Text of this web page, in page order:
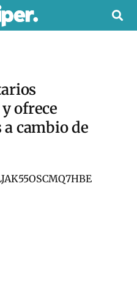
ofrece
cambio de